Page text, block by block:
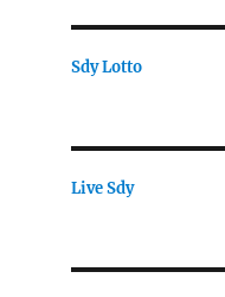
Sdy Lotto
Live Sdy